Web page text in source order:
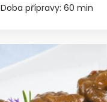
Doba přípravy: 60 min